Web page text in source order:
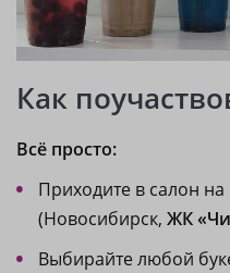
Как
Всё просто:
Приходите в салон на
(Новосибирск, ЖК
Выбирайте любой